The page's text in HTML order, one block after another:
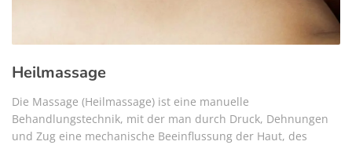
Heilmassage
Die Massage (Heilmassage) ist eine manuelle
Behandlungstechnik, mit der man durch Druck, Dehnungen
und Zug eine mechanische Beeinflussung der Haut, des